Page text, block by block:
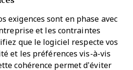
exigences sont en phase avec
et les contraintes
que le logiciel respecte vos
et les préférences vis-à-vis
cohérence permet d’éviter